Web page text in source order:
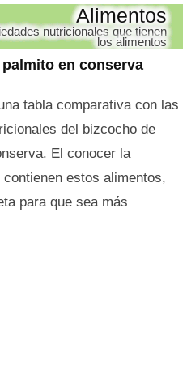
en conserva
Alimentos
nutricionales que tienen
los alimentos
tabla comparativa con las
del bizcocho de
El conocer la
estos alimentos,
para que sea más